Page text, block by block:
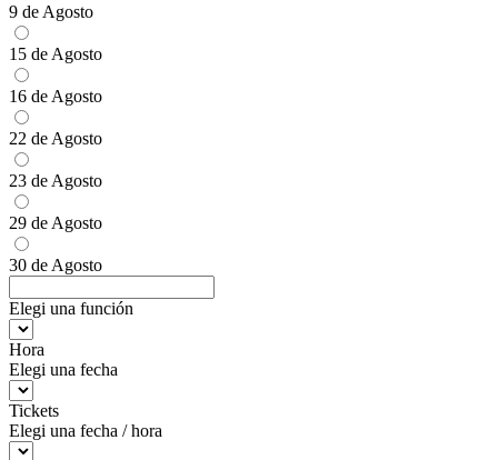
9 de Agosto
15 de Agosto
16 de Agosto
22 de Agosto
23 de Agosto
29 de Agosto
30 de Agosto
Elegi una función
Hora
Elegi una fecha
Tickets
Elegi una fecha / hora